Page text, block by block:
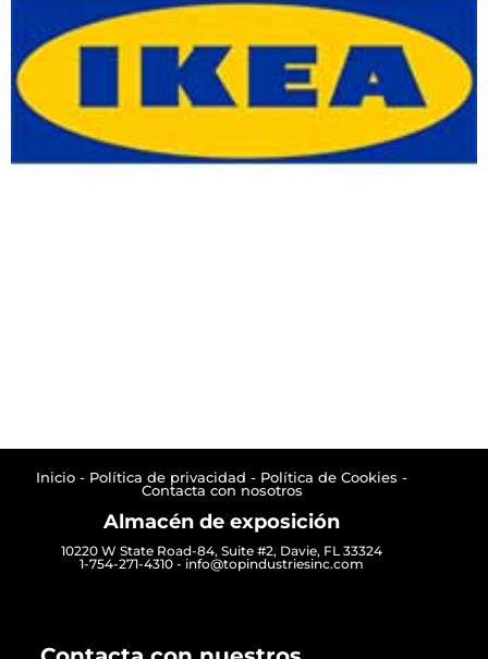
Inicio - Política de privacidad - Política de Cookies -
Contacta con nosotros
Almacén de exposición
10220 W State Road-84, Suite #2, Davie, FL 33324
1-754-271-4310 - info@topindustriesinc.com